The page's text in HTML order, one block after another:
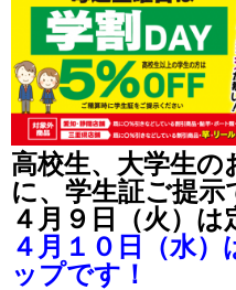
高校生、大学生の
に、学生証ご提示
４月９日（火）は
４月１０日（水
ップです！